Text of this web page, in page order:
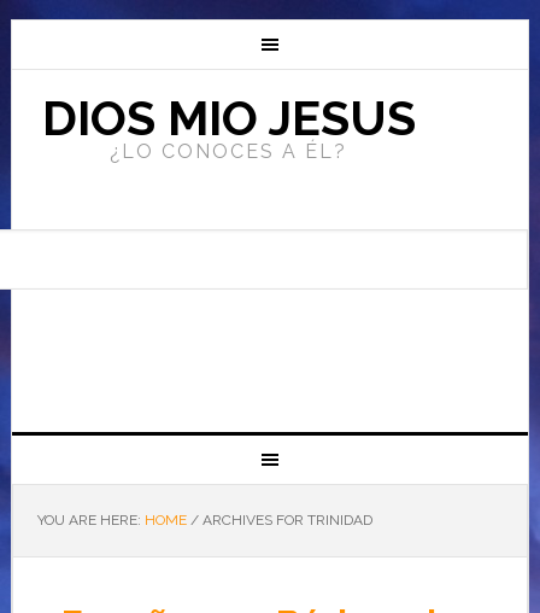
DIOS MIO JESUS
¿LO CONOCES A ÉL?
YOU ARE HERE: HOME /ARCHIVES FOR TRINIDAD